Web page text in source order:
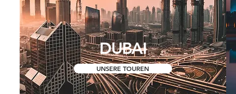
DUBAI
UNSERE TOUREN